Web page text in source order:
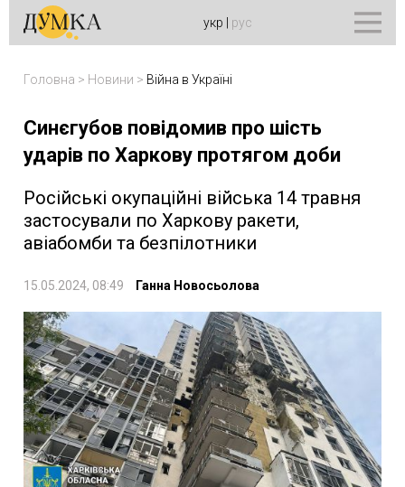
укр рус
Головна > Новини > Війна в Україні
Синєгубов повідомив про шість
ударів по Харкову протягом доби
Російські окупаційні війська 14 травня
застосували по Харкову ракети,
авіабомби та безпілотники
15.05.2024, 08:49 Ганна Новосьолова